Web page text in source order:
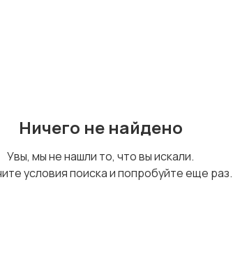
Ничего не найдено
Увы, мы не нашли то, что вы искали.
условия поиска и попробуйте еще раз.